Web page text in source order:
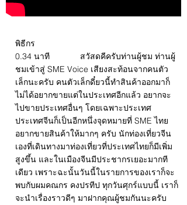
พิธีกร
0.34 นาที สวัสดคีครับท่านผู้ชม ท่านผู้
ชมเข้าสู่ SME Voice เสียงสะท้อนจากคนตัว
เล็กนะครับ คนตัวเล็กดี๋ยวนี้ทำสินค้าออกมาก็
ไม่ได้อยากขายแต่ในประเทศอีกแล้ว อยากจะ
ไปขายประเทศอื่นๆ โดยเฉพาะประเทศ
ประเทศจีนก็เป็นอีกหนึ่งจุดหมายที่ SME ไทย
อยากขายสินค้าให้มากๆ ครับ นักท่องเที่ยวจีน
เองที่เดินทางมาท่องเที่ยวที่ประเทศไทยก็มีเพิ่ม
สูงขึ้น และในเมืองจีนมีประชากรเยอะมากที
เดียว เพราะฉะนั้นวันนี้ในรายการของเราก็จะ
พบกับผมคณกร คงปรทีป ทุกวันศุกร์แบบนี้ เราก็
จะนำเรื่องราวดีๆ มาฝากคุณผู้ชมกันนะครับ